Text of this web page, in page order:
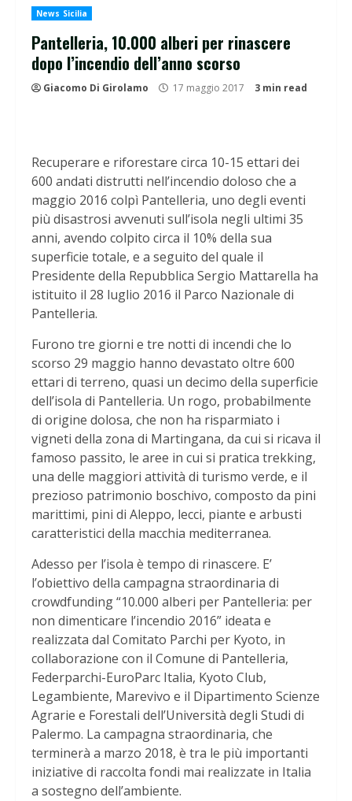
News Sicilia
Pantelleria, 10.000 alberi per rinascere
dopo l’incendio dell’anno scorso
Giacomo Di Girolamo 17 maggio 2017 3 min read
Recuperare e riforestare circa 10-15 ettari dei
600 andati distrutti nell’incendio doloso che a
maggio 2016 colpì Pantelleria, uno degli eventi
più disastrosi avvenuti sull’isola negli ultimi 35
anni, avendo colpito circa il 10% della sua
superficie totale, e a seguito del quale il
Presidente della Repubblica Sergio Mattarella ha
istituito il 28 luglio 2016 il Parco Nazionale di
Pantelleria.
Furono tre giorni e tre notti di incendi che lo
scorso 29 maggio hanno devastato oltre 600
ettari di terreno, quasi un decimo della superficie
dell’isola di Pantelleria. Un rogo, probabilmente
di origine dolosa, che non ha risparmiato i
vigneti della zona di Martingana, da cui si ricava il
famoso passito, le aree in cui si pratica trekking,
una delle maggiori attività di turismo verde, e il
prezioso patrimonio boschivo, composto da pini
marittimi, pini di Aleppo, lecci, piante e arbusti
caratteristici della macchia mediterranea.
Adesso per l’isola è tempo di rinascere. E’
l’obiettivo della campagna straordinaria di
crowdfunding “10.000 alberi per Pantelleria: per
non dimenticare l’incendio 2016” ideata e
realizzata dal Comitato Parchi per Kyoto, in
collaborazione con il Comune di Pantelleria,
Federparchi-EuroParc Italia, Kyoto Club,
Legambiente, Marevivo e il Dipartimento Scienze
Agrarie e Forestali dell’Università degli Studi di
Palermo. La campagna straordinaria, che
terminerà a marzo 2018, è tra le più importanti
iniziative di raccolta fondi mai realizzate in Italia
a sostegno dell’ambiente.